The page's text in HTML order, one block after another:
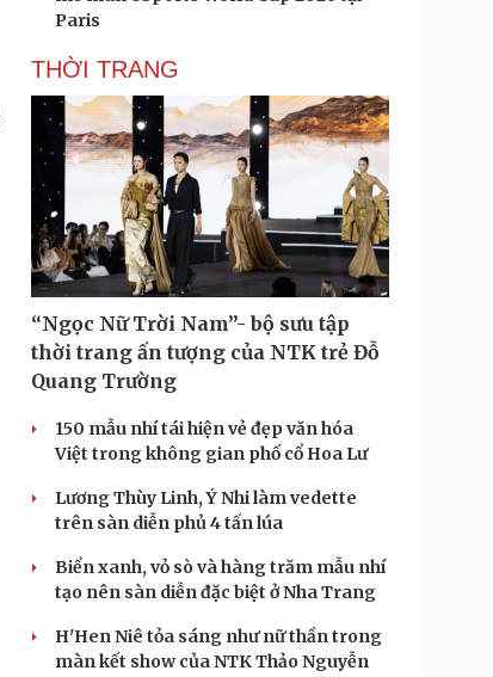
Paris
THỜI TRANG
“Ngọc Nữ Trời Nam”- bộ sưu tập
thời trang ấn tượng của NTK trẻ Đỗ
Quang Trường
150 mẫu nhí tái hiện vẻ đẹp văn hóa
Việt trong không gian phố cổ Hoa Lư
Lương Thùy Linh, Ý Nhi làm vedette
trên sàn diễn phủ 4 tấn lúa
Biển xanh, vỏ sò và hàng trăm mẫu nhí
tạo nên sàn diễn đặc biệt ở Nha Trang
H'Hen Niê tỏa sáng như nữ thần trong
màn kết show của NTK Thảo Nguyễn